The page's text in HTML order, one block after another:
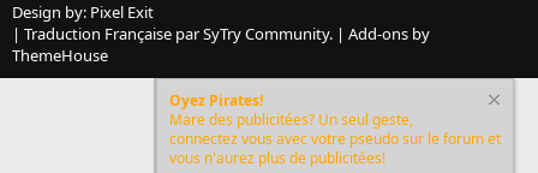
Design by: Pixel Exit
| Traduction Française par SyTry Community. | Add-ons by
ThemeHouse
Oyez Pirates!
Mare des publicitées? Un seul geste,
connectez vous avec votre pseudo sur le forum et
vous n'aurez plus de publicitées!